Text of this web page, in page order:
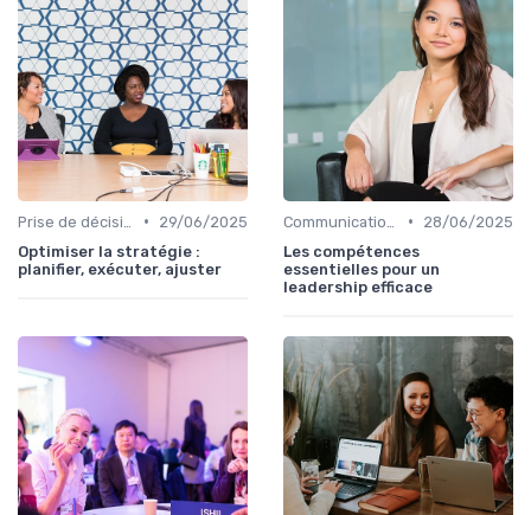
•
29/06/2025
Optimiser la stratégie :
planifier, exécuter, ajuster
•
28/06/2025
Les compétences
essentielles pour un
leadership efficace